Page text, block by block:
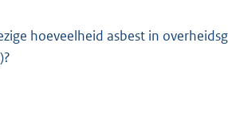
hoeveelheid asbest in